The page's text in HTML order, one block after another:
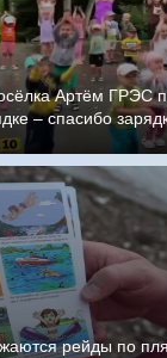
Артём
– спасибо
рейды по